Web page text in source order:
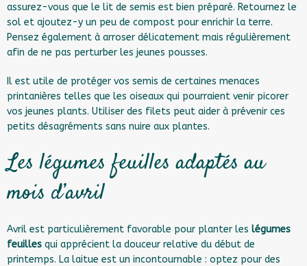
assurez-vous que le lit de semis est bien préparé. Retournez le
sol et ajoutez-y un peu de compost pour enrichir la terre.
Pensez également à arroser délicatement mais régulièrement
afin de ne pas perturber les jeunes pousses.
Il est utile de protéger vos semis de certaines menaces
printanières telles que les oiseaux qui pourraient venir picorer
vos jeunes plants. Utiliser des filets peut aider à prévenir ces
petits désagréments sans nuire aux plantes.
Les légumes feuilles adaptés au
mois d’avril
Avril est particulièrement favorable pour planter les légumes
feuilles qui apprécient la douceur relative du début de
printemps. La laitue est un incontournable : optez pour des